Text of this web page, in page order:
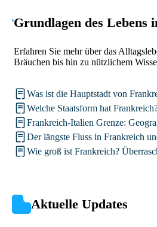
Grundlagen des Lebens
Erfahren Sie mehr über das
Bräuchen bis hin zu nützlichem
Was ist die Hauptstadt von
Welche Staatsform hat
Frankreich-Italien Grenze:
Der längste Fluss in Frankreich
Wie groß ist Frankreich?
Aktuelle Updates